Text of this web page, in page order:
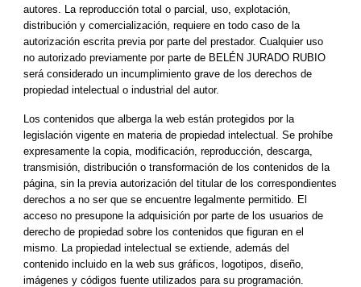
autores. La reproducción total o parcial, uso, explotación,
distribución y comercialización, requiere en todo caso de la
autorización escrita previa por parte del prestador. Cualquier uso
no autorizado previamente por parte de BELÉN JURADO RUBIO
será considerado un incumplimiento grave de los derechos de
propiedad intelectual o industrial del autor.
Los contenidos que alberga la web están protegidos por la
legislación vigente en materia de propiedad intelectual. Se prohíbe
expresamente la copia, modificación, reproducción, descarga,
transmisión, distribución o transformación de los contenidos de la
página, sin la previa autorización del titular de los correspondientes
derechos a no ser que se encuentre legalmente permitido. El
acceso no presupone la adquisición por parte de los usuarios de
derecho de propiedad sobre los contenidos que figuran en el
mismo. La propiedad intelectual se extiende, además del
contenido incluido en la web sus gráficos, logotipos, diseño,
imágenes y códigos fuente utilizados para su programación.